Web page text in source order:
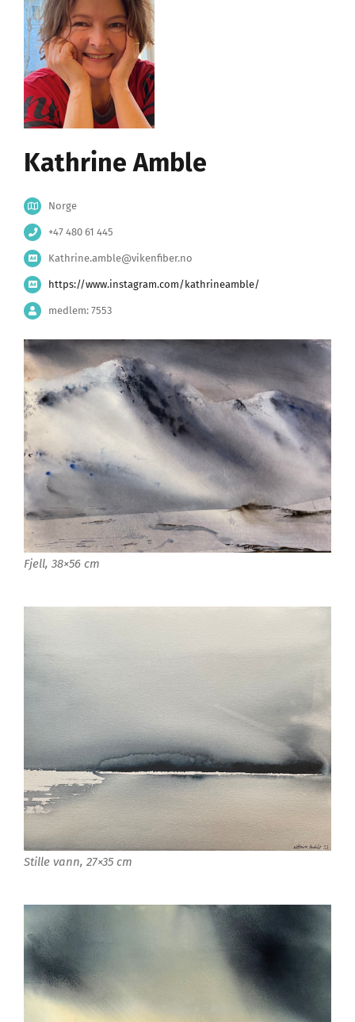
Kathrine Amble
Norge
+47 480 61 445
Kathrine.amble@vikenfiber.no
https://www.instagram.com/kathrineamble/
medlem: 7553
Fjell, 38×56 cm
Stille vann, 27×35 cm